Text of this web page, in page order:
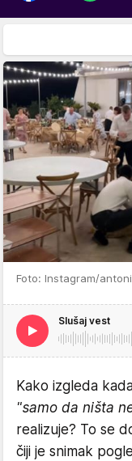
Foto: Instagram/
Slušaj vest
Kako izgleda
"samo da ništa
realizuje? To se
čiji je snimak